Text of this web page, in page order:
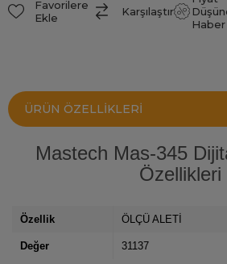
Favorilere
Ekle
Karşılaştır
ÜRÜN ÖZELLIKLERI
Mastech Mas-345
Özellikleri
Özellik ÖLÇÜ ALETİ
Değer 31137